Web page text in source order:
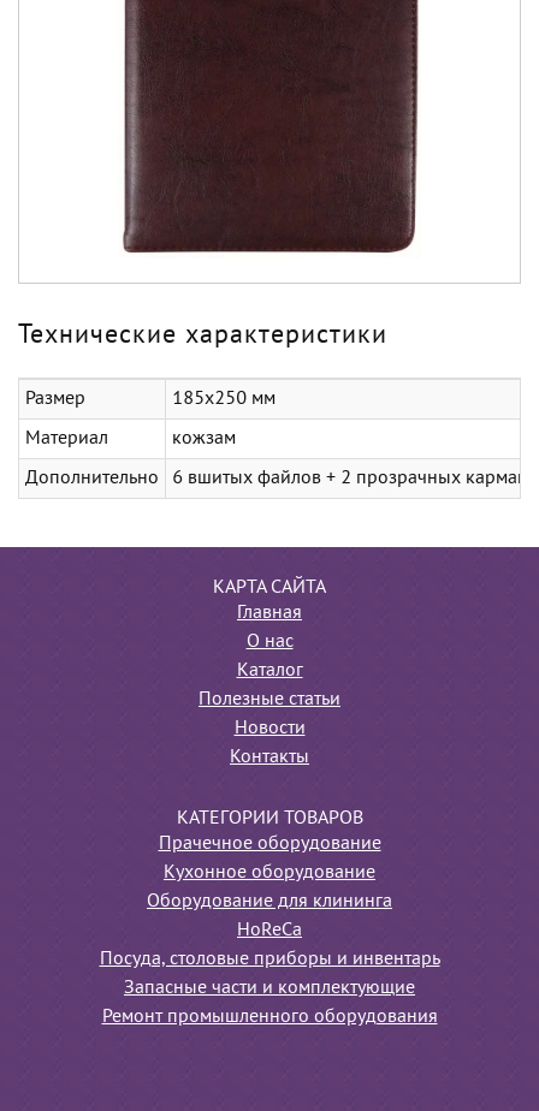
Технические характеристики
Размер 185х250 мм
Материал кожзам
Дополнительно 6 вшитых файлов + 2 прозрачных кармана
КАРТА САЙТА
Главная
О нас
Каталог
Полезные статьи
Новости
Контакты
КАТЕГОРИИ ТОВАРОВ
Прачечное оборудование
Кухонное оборудование
Оборудование для клининга
HoReCa
Посуда, столовые приборы и инвентарь
Запасные части и комплектующие
Ремонт промышленного оборудования